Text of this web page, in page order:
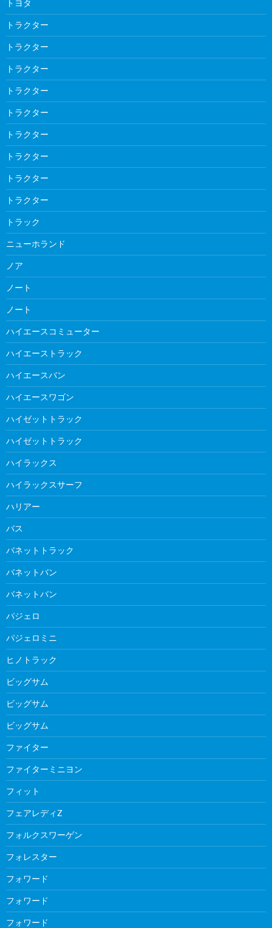
トヨタ
トラクター
トラクター
トラクター
トラクター
トラクター
トラクター
トラクター
トラクター
トラクター
トラック
ニューホランド
ノア
ノート
ノート
ハイエースコミューター
ハイエーストラック
ハイエースバン
ハイエースワゴン
ハイゼットトラック
ハイゼットトラック
ハイラックス
ハイラックスサーフ
ハリアー
バス
バネットトラック
バネットバン
バネットバン
パジェロ
パジェロミニ
ヒノトラック
ビッグサム
ビッグサム
ビッグサム
ファイター
ファイターミニヨン
フィット
フェアレディZ
フォルクスワーゲン
フォレスター
フォワード
フォワード
フォワード